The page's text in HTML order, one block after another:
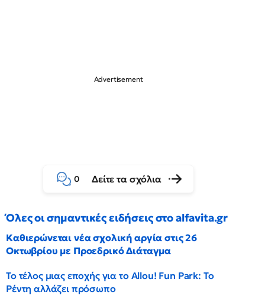
0 Δείτε τα σχόλια
Όλες οι σημαντικές ειδήσεις στο alfavita.gr
Καθιερώνεται νέα σχολική αργία στις 26
Οκτωβρίου με Προεδρικό Διάταγμα
Το τέλος μιας εποχής για το Allou! Fun Park: Το
Ρέντη αλλάζει πρόσωπο